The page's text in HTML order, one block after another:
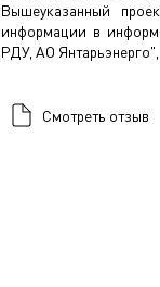
Вышеуказанный
информации в
РДУ, АО
Смотреть отзыв